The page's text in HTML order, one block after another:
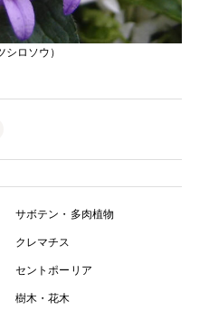
ロソウ）
サボテン・多肉植物
クレマチス
セントポーリア
樹木・花木